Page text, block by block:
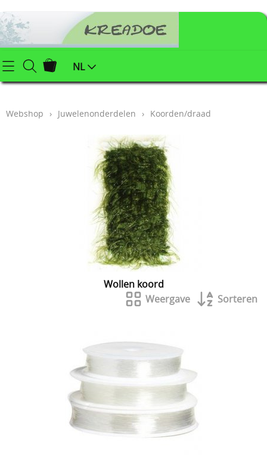
Startpagina
Klei (keramiek) benodigdheden
Afgewerkte juwelen
Juwelenonderdelen
Powertex (textielverharder)
Schildersbenodigdheden
NL
Webshop › Juwelenonderdelen › Koorden/draad
Wollen koord
Weergave
Sorteren